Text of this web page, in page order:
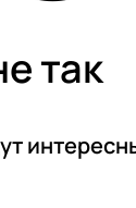
так